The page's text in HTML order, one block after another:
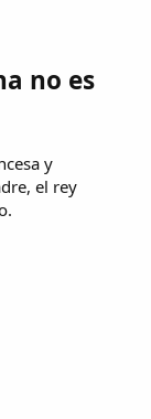
no es
y
el rey